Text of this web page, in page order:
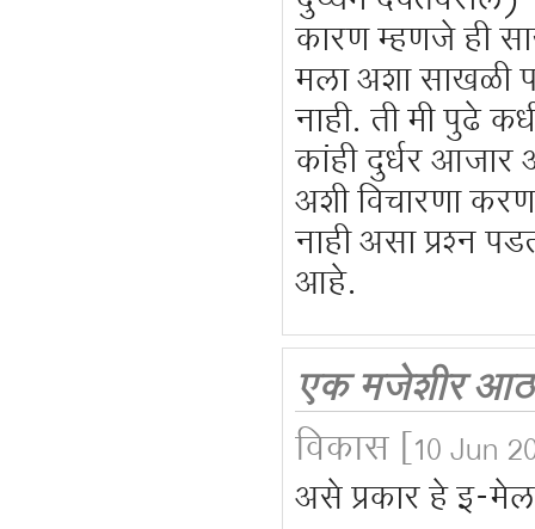
कारण म्हणजे ही
मला अशा साखळी
नाही. ती मी पुढे
कांही दुर्धर
अशी विचारणा
नाही असा प्रश्न
आहे.
एक मजेशीर
विकास [10 Jun
असे प्रकार हे इ-मेल